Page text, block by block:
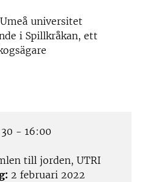
universitet
i Spillkråkan, ett
- 16:00
till jorden, UTRI
2 februari 2022